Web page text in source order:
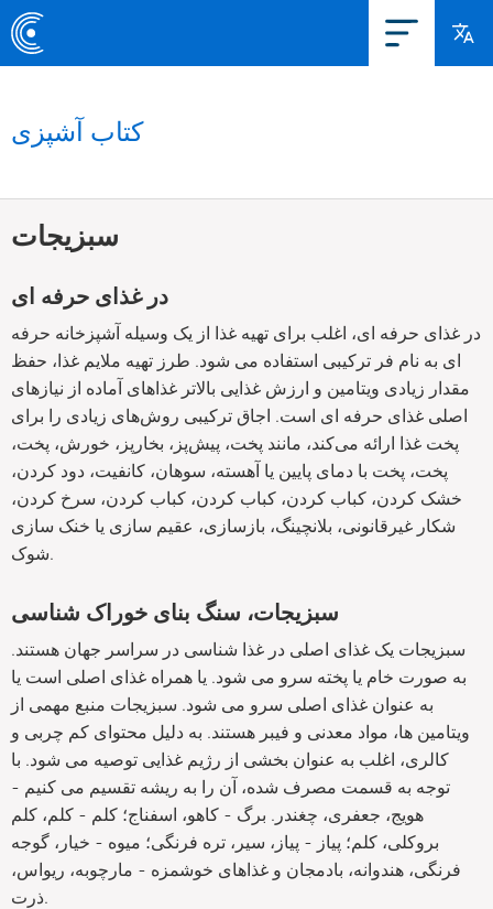
کتاب آشپزی
سبزیجات
در غذای حرفه ای
در غذای حرفه ای، اغلب برای تهیه غذا از یک وسیله آشپزخانه حرفه
ای به نام فر ترکیبی استفاده می شود. طرز تهیه ملایم غذا، حفظ
مقدار زیادی ویتامین و ارزش غذایی بالاتر غذاهای آماده از نیازهای
اصلی غذای حرفه ای است. اجاق ترکیبی روش‌های زیادی را برای
پخت غذا ارائه می‌کند، مانند پخت، پیش‌پز، بخارپز، خورش، پخت،
پخت، پخت با دمای پایین یا آهسته، سوهان، کانفیت، دود کردن،
خشک کردن، کباب کردن، کباب کردن، کباب کردن، سرخ کردن،
شکار غیرقانونی، بلانچینگ، بازسازی، عقیم سازی یا خنک سازی
شوک.
سبزیجات، سنگ بنای خوراک شناسی
سبزیجات یک غذای اصلی در غذا شناسی در سراسر جهان هستند.
به صورت خام یا پخته سرو می شود. یا همراه غذای اصلی است یا
به عنوان غذای اصلی سرو می شود. سبزیجات منبع مهمی از
ویتامین ها، مواد معدنی و فیبر هستند. به دلیل محتوای کم چربی و
کالری، اغلب به عنوان بخشی از رژیم غذایی توصیه می شود. با
توجه به قسمت مصرف شده، آن را به ریشه تقسیم می کنیم -
هویج، جعفری، چغندر. برگ - کاهو، اسفناج؛ کلم - کلم، کلم
بروکلی، کلم؛ پیاز - پیاز، سیر، تره فرنگی؛ میوه - خیار، گوجه
فرنگی، هندوانه، بادمجان و غذاهای خوشمزه - مارچوبه، ریواس،
ذرت.